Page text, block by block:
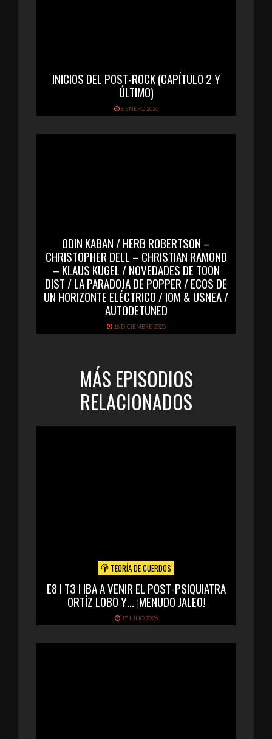
INICIOS DEL POST-ROCK (CAPÍTULO 2 Y
ÚLTIMO)
8 ENERO 2026
ODIN KABAN / HERB ROBERTSON –
CHRISTOPHER DELL – CHRISTIAN RAMOND
– KLAUS KUGEL / NOVEDADES DE TOON
DIST / LA PARADOJA DE POPPER / ECOS DE
UN HORIZONTE ELÉCTRICO / IOM & USNEA /
AUTODETUNED
18 DICIEMBRE 2025
MÁS EPISODIOS
RELACIONADOS
TEORÍA DE CUERDOS
E8 I T3 I IBA A VENIR EL POST-PSIQUIATRA
ORTÍZ LOBO Y… ¡MENUDO JALEO!
17 JULIO 2026